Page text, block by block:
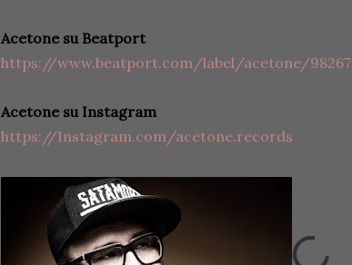
Acetone su Beatport
https://www.beatport.com/label/acetone/98267
Acetone su Instagram
https://Instagram.com/acetone.records